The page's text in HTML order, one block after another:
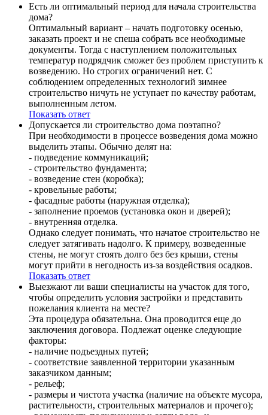
Есть ли оптимальный период для начала строительства
дома?
Оптимальный вариант – начать подготовку осенью,
заказать проект и не спеша собрать все необходимые
документы. Тогда с наступлением положительных
температур подрядчик сможет без проблем приступить к
возведению. Но строгих ограничений нет. С
соблюдением определенных технологий зимнее
строительство ничуть не уступает по качеству работам,
выполненным летом.
Показать ответ
Допускается ли строительство дома поэтапно?
При необходимости в процессе возведения дома можно
выделить этапы. Обычно делят на:
- подведение коммуникаций;
- строительство фундамента;
- возведение стен (коробка);
- кровельные работы;
- фасадные работы (наружная отделка);
- заполнение проемов (установка окон и дверей);
- внутренняя отделка.
Однако следует понимать, что начатое строительство не
следует затягивать надолго. К примеру, возведенные
стены, не могут стоять долго без без крыши, стены
могут прийти в негодность из-за воздействия осадков.
Показать ответ
Выезжают ли ваши специалисты на участок для того,
чтобы определить условия застройки и представить
пожелания клиента на месте?
Эта процедура обязательна. Она проводится еще до
заключения договора. Подлежат оценке следующие
факторы:
- наличие подъездных путей;
- соответствие заявленной территории указанным
заказчиком данным;
- рельеф;
- размеры и чистота участка (наличие на объекте мусора,
растительности, строительных материалов и прочего);